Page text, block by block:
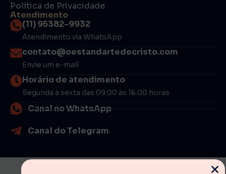
Política de Privacidade
Atendimento
(11) 95382-9932
Atendimento via WhatsApp
contato@oestandartedecristo.com
Envie um e-mail
Horário de atendimento
Segunda à sexta das 09:00 às 16:00 horas
Canal no WhatsApp
Canal do Telegram